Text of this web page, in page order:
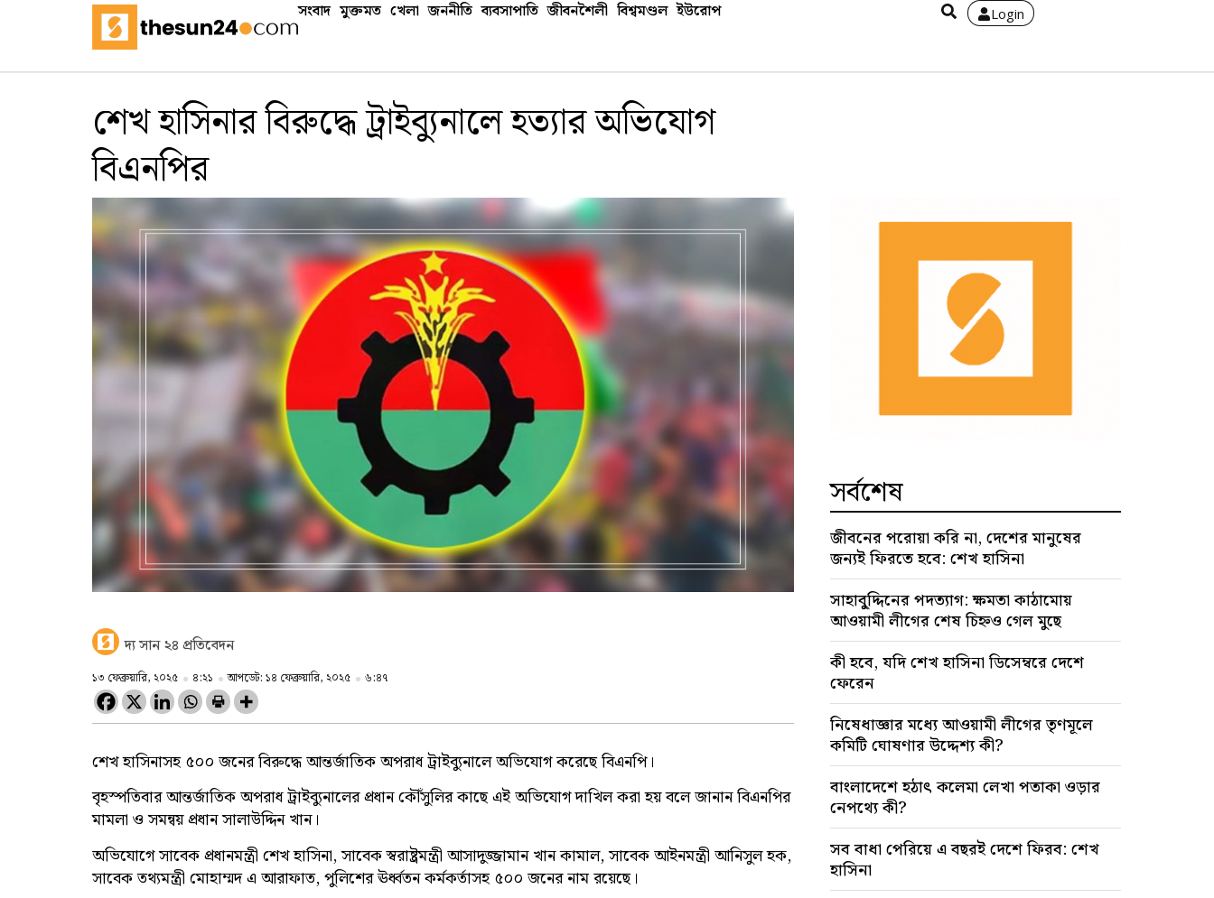
সংবাদ মুক্তমত খেলা জননীতি ব্যবসাপাতি জীবনশৈলী বিশ্বমণ্ডল ইউরোপ Login
শেখ হাসিনার বিরুদ্ধে ট্রাইব্যুনালে হত্যার অভিযোগ
বিএনপির
দ্য সান ২৪ প্রতিবেদন
১৩ ফেব্রুয়ারি, ২০২৫ ৪:২১ আপডেট: ১৪ ফেব্রুয়ারি, ২০২৫ ৬:৪৭
শেখ হাসিনাসহ ৫০০ জনের বিরুদ্ধে আন্তর্জাতিক অপরাধ ট্রাইব্যুনালে অভিযোগ করেছে বিএনপি।
বৃহস্পতিবার আন্তর্জাতিক অপরাধ ট্রাইব্যুনালের প্রধান কৌঁসুলির কাছে এই অভিযোগ দাখিল করা হয় বলে জানান বিএনপির
মামলা ও সমন্বয় প্রধান সালাউদ্দিন খান।
অভিযোগে সাবেক প্রধানমন্ত্রী শেখ হাসিনা, সাবেক স্বরাষ্ট্রমন্ত্রী আসাদুজ্জামান খান কামাল, সাবেক আইনমন্ত্রী আনিসুল হক,
সাবেক তথ্যমন্ত্রী মোহাম্মদ এ আরাফাত, পুলিশের ঊর্ধ্বতন কর্মকর্তাসহ ৫০০ জনের নাম রয়েছে।
সর্বশেষ
জীবনের পরোয়া করি না, দেশের মানুষের
জন্যই ফিরতে হবে: শেখ হাসিনা
সাহাবু্দ্দিনের পদত্যাগ: ক্ষমতা কাঠামোয়
আওয়ামী লীগের শেষ চিহ্নও গেল মুছে
কী হবে, যদি শেখ হাসিনা ডিসেম্বরে দেশে
ফেরেন
নিষেধাজ্ঞার মধ্যে আওয়ামী লীগের তৃণমূলে
কমিটি ঘোষণার উদ্দেশ্য কী?
বাংলাদেশে হঠাৎ কলেমা লেখা পতাকা ওড়ার
নেপথ্যে কী?
সব বাধা পেরিয়ে এ বছরই দেশে ফিরব: শেখ
হাসিনা